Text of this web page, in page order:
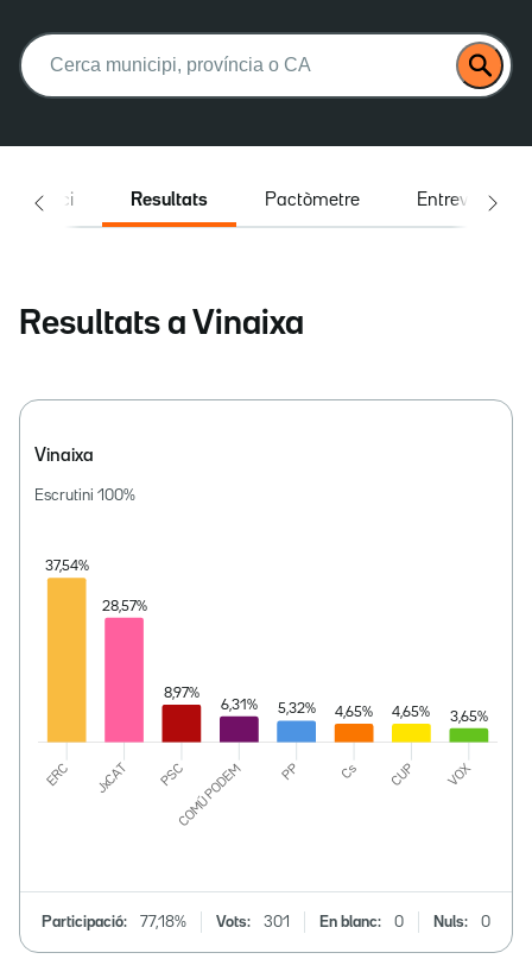
Buscar:
Inici Resultats Pactòmetre Entrevistes
Resultats a Vinaixa
Vinaixa
Escrutini 100%
Participació: 77,18% Vots: 301 En blanc: 0 Nuls: 0